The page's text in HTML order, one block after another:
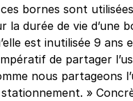
bornes sont
la durée de vie d’une
est inutilisée 9 ans
de partager
nous partageons
stationnement. »